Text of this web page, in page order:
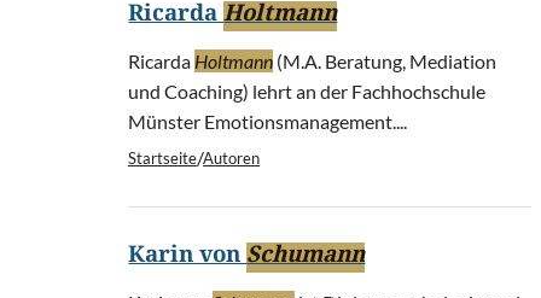
RicardaHoltmann
Ricarda Holtmann(M.A. Beratung, Mediation
und Coaching) lehrt an der Fachhochschule
Münster Emotionsmanagement....
Startseite/Autoren
Karin vonSchumann